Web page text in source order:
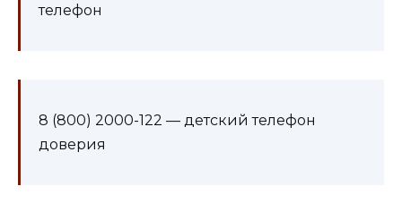
телефон
8 (800) 2000-122 — детский телефон
доверия